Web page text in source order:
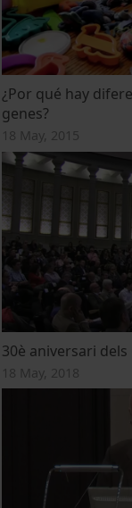
¿Por qué hay
genes?
18 May, 2015
30è aniversari dels
18 May, 2018